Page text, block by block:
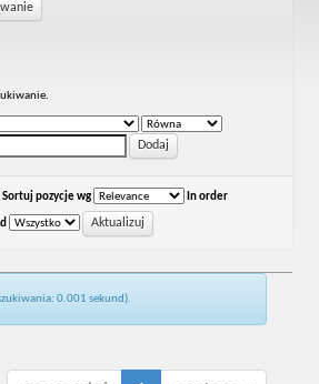
Sortuj pozycje wg In order
0.001 sekund).